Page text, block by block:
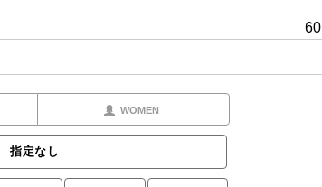
60
WOMEN
指定なし